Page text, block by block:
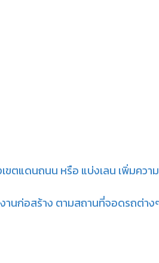
เขตแดนถนน หรือ แบ่งเลน เพิ่มคว
านก่อสร้าง ตามสถานที่จอดรถต่าง